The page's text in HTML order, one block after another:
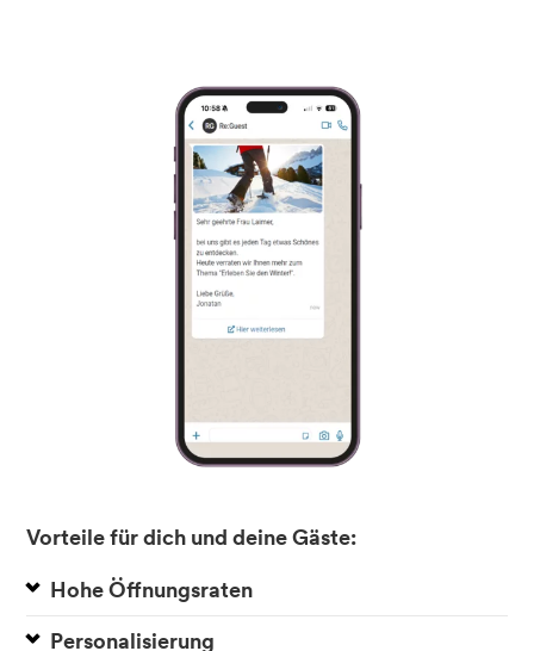
Vorteile für dich und deine Gäste:
Hohe Öffnungsraten
Personalisierung